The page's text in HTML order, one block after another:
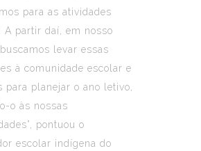
para as atividades
A partir daí, em nosso
levar essas
à comunidade escolar e
para planejar o ano letivo,
o às nossas
pontuou o
escolar indígena do